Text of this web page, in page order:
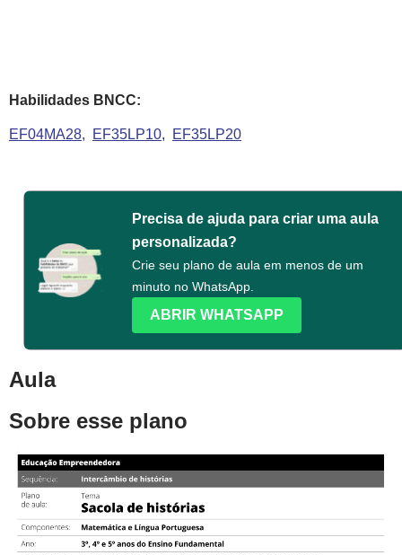
Habilidades BNCC:
EF04MA28 EF35LP10 EF35LP20
Precisa de ajuda para criar uma aula
personalizada?
Crie seu plano de aula em menos de um
minuto no WhatsApp.
ABRIR WHATSAPP
Aula
Sobre esse plano